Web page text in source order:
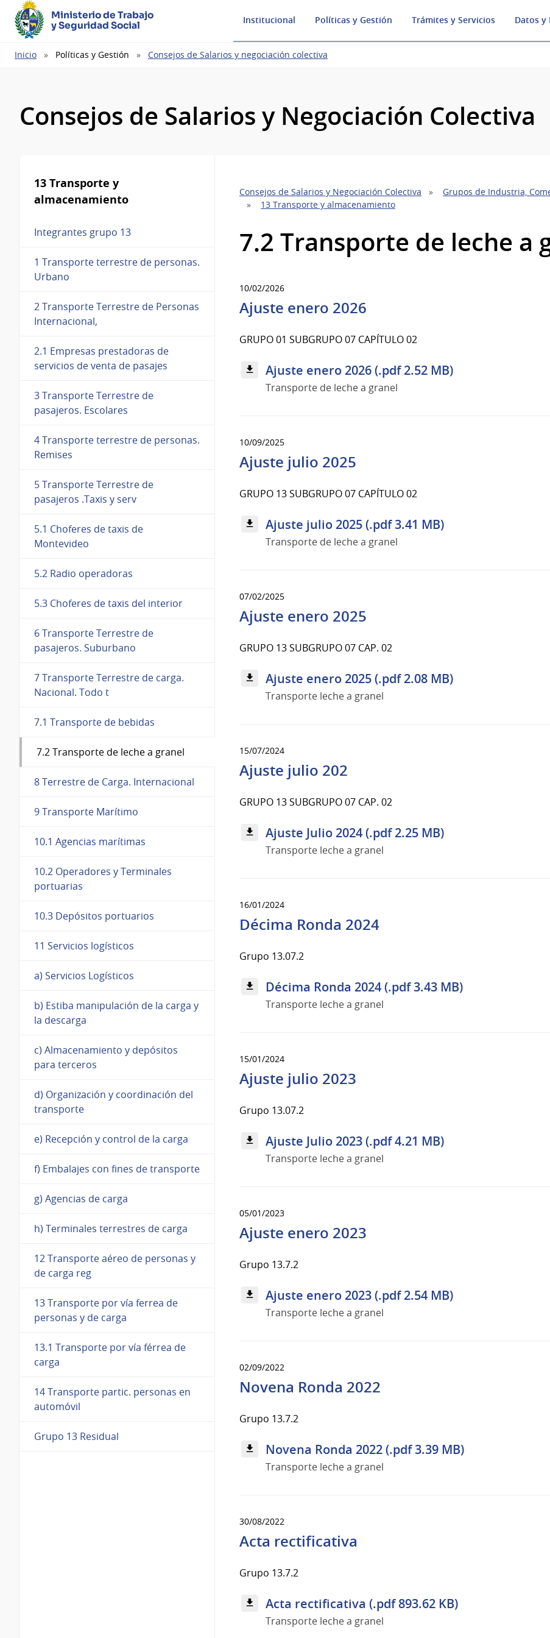
Ministerio de Trabajo
y Seguridad Social
Institucional Políticas y Gestión Trámites y Servicios Datos y
Ruta
Inicio Políticas y Gestión Consejos de Salarios y negociación colectiva
Consejos de Salarios y Negociación Colectiva
13 Transporte y
almacenamiento
Integrantes grupo 13
1 Transporte terrestre de personas.
Urbano
2 Transporte Terrestre de Personas
Internacional,
2.1 Empresas prestadoras de
servicios de venta de pasajes
3 Transporte Terrestre de
pasajeros. Escolares
4 Transporte terrestre de personas.
Remises
5 Transporte Terrestre de
pasajeros .Taxis y serv
5.1 Choferes de taxis de
Montevideo
5.2 Radio operadoras
5.3 Choferes de taxis del interior
6 Transporte Terrestre de
pasajeros. Suburbano
7 Transporte Terrestre de carga.
Nacional. Todo t
7.1 Transporte de bebidas
7.2 Transporte de leche a granel
8 Terrestre de Carga. Internacional
9 Transporte Marítimo
10.1 Agencias marítimas
10.2 Operadores y Terminales
portuarias
10.3 Depósitos portuarios
11 Servicios logísticos
a) Servicios Logísticos
b) Estiba manipulación de la carga y
la descarga
c) Almacenamiento y depósitos
para terceros
d) Organización y coordinación del
transporte
e) Recepción y control de la carga
f) Embalajes con fines de transporte
g) Agencias de carga
h) Terminales terrestres de carga
12 Transporte aéreo de personas y
de carga reg
13 Transporte por vía ferrea de
personas y de carga
13.1 Transporte por vía férrea de
carga
14 Transporte partic. personas en
automóvil
Grupo 13 Residual
Consejos de Salarios y Negociación Colectiva
Grupos de Industria,
13 Transporte y almacenamiento
7.2 Transporte de leche a
10/02/2026
Ajuste enero 2026
GRUPO 01 SUBGRUPO 07 CAPÍTULO 02
Ajuste enero 2026 (.pdf 2.52 MB)
Transporte de leche a granel
10/09/2025
Ajuste julio 2025
GRUPO 13 SUBGRUPO 07 CAPÍTULO 02
Ajuste julio 2025 (.pdf 3.41 MB)
Transporte de leche a granel
07/02/2025
Ajuste enero 2025
GRUPO 13 SUBGRUPO 07 CAP. 02
Ajuste enero 2025 (.pdf 2.08 MB)
Transporte leche a granel
15/07/2024
Ajuste julio 202
GRUPO 13 SUBGRUPO 07 CAP. 02
Ajuste Julio 2024 (.pdf 2.25 MB)
Transporte leche a granel
16/01/2024
Décima Ronda 2024
Grupo 13.07.2
Décima Ronda 2024 (.pdf 3.43 MB)
Transporte leche a granel
15/01/2024
Ajuste julio 2023
Grupo 13.07.2
Ajuste Julio 2023 (.pdf 4.21 MB)
Transporte leche a granel
05/01/2023
Ajuste enero 2023
Grupo 13.7.2
Ajuste enero 2023 (.pdf 2.54 MB)
Transporte leche a granel
02/09/2022
Novena Ronda 2022
Grupo 13.7.2
Novena Ronda 2022 (.pdf 3.39 MB)
Transporte leche a granel
30/08/2022
Acta rectificativa
Grupo 13.7.2
Acta rectificativa (.pdf 893.62 KB)
Transporte leche a granel